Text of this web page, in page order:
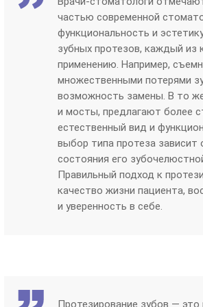
частью современной
функциональность и
зубных протезов, каждый из
применению. Например,
множественными потерями
возможность замены. В то
и мосты, предлагают более
естественный вид и
выбор типа протеза зависит
состояния его
Правильный подход к
качество жизни пациента,
и уверенность в себе.
Протезирование зубов —